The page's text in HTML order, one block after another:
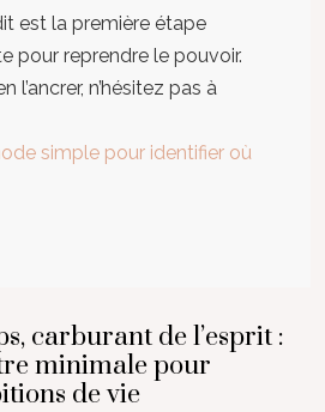
est la première étape
pour reprendre le pouvoir.
l’ancrer, n’hésitez pas à
simple pour identifier où
carburant de l’esprit :
minimale pour
de vie